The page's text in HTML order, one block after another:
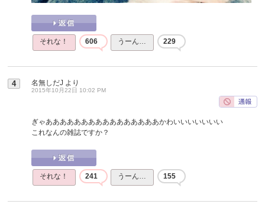
それな！ 606 うーん… 229
4 名無しだJ より
2015年10月22日 10:02 PM
ぎゃああああああああああああああああかわいいいいいいい
これなんの雑誌ですか？
それな！ 241 うーん… 155